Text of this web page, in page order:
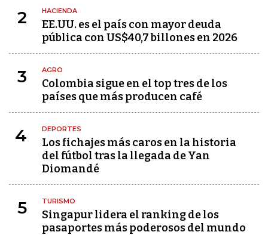
2 HACIENDA
EE.UU. es el país con mayor deuda
pública con US$40,7 billones en 2026
3 AGRO
Colombia sigue en el top tres de los
países que más producen café
4 DEPORTES
Los fichajes más caros en la historia
del fútbol tras la llegada de Yan
Diomandé
5 TURISMO
Singapur lidera el ranking de los
pasaportes más poderosos del mundo